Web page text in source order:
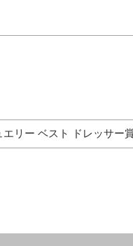
エリー ベスト ドレッサー